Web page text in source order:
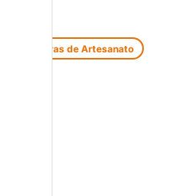
Feiras de Artesanato